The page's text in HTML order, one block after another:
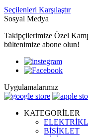
Seçilenleri Karşılaştır
Sosyal Medya
Takipçilerimize Özel
bültenimize abone olun!
Uygulamalarımız
KATEGORİLER
BİSİKLET